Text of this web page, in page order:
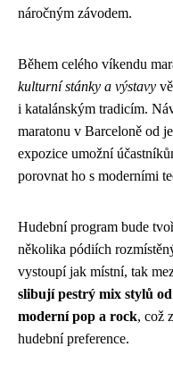
náročným závodem.
Během celého víkendu
kulturní stánky a výstavy
i katalánským tradicím.
maratonu v Barceloně od
expozice umožní
porovnat ho s moderními
Hudební program bude
několika pódiích
vystoupí jak místní, tak
slibují pestrý mix stylů
moderní pop a rock, což
hudební preference.